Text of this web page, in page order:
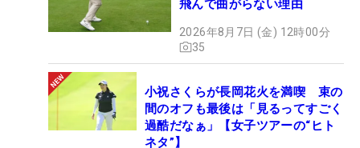
飛んで曲がらない理由
2026年8月7日 (金) 12時00分
35
小祝さくらが長岡花火を満喫 束の
間のオフも最後は「見るってすごく
過酷だなぁ」【女子ツアーの“ヒト
ネタ”】